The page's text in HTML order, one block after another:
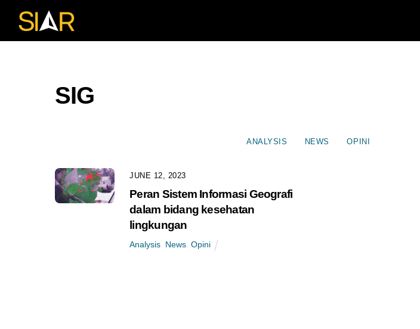
SIG
ANALYSIS NEWS OPINI
JUNE 12, 2023
Peran Sistem Informasi Geografi
dalam bidang kesehatan
lingkungan
Analysis News ,Opini